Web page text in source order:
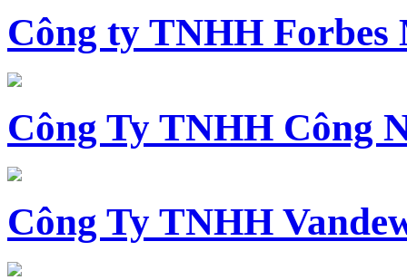
Công ty TNHH
Công Ty TNHH Công
Công Ty TNHH